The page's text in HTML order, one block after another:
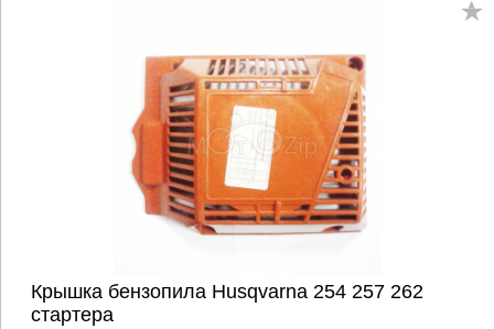
Крышка бензопила Husqvarna 254 257 262
стартера